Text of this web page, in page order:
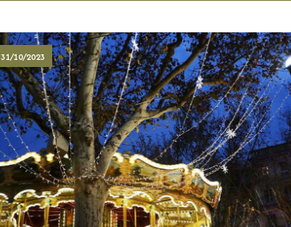
les meilleures conditions.re actualité !
31/10/2023